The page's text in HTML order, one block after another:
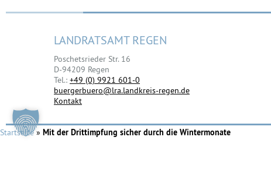
LANDRATSAMT REGEN
Poschetsrieder Str. 16
D-94209 Regen
Tel.: +49 (0) 9921 601-0
buergerbuero@lra.landkreis-regen.de
Kontakt
Startseite» Mit der Drittimpfung sicher durch die Wintermonate